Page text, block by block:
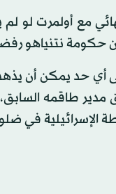
مع أولمرت لو
حكومة نتنياهو
أي حد يمكن أن
طاقمه السابق،
في